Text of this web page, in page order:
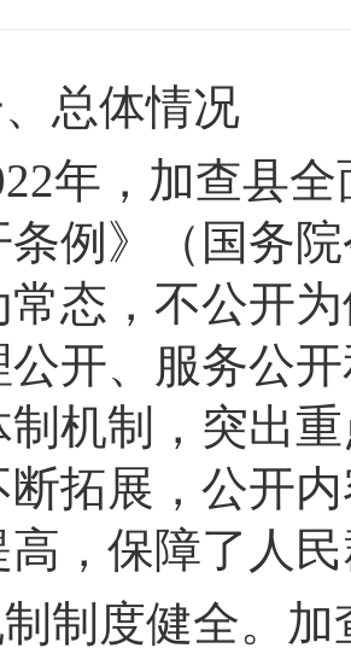
总体情况
年，加查县
条例》（国务
常态，不公开
公开、服务公
制机制，突出
断拓展，公开
高，保障了人
制度健全。 加